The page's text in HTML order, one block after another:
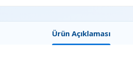
Ürün Açıklaması